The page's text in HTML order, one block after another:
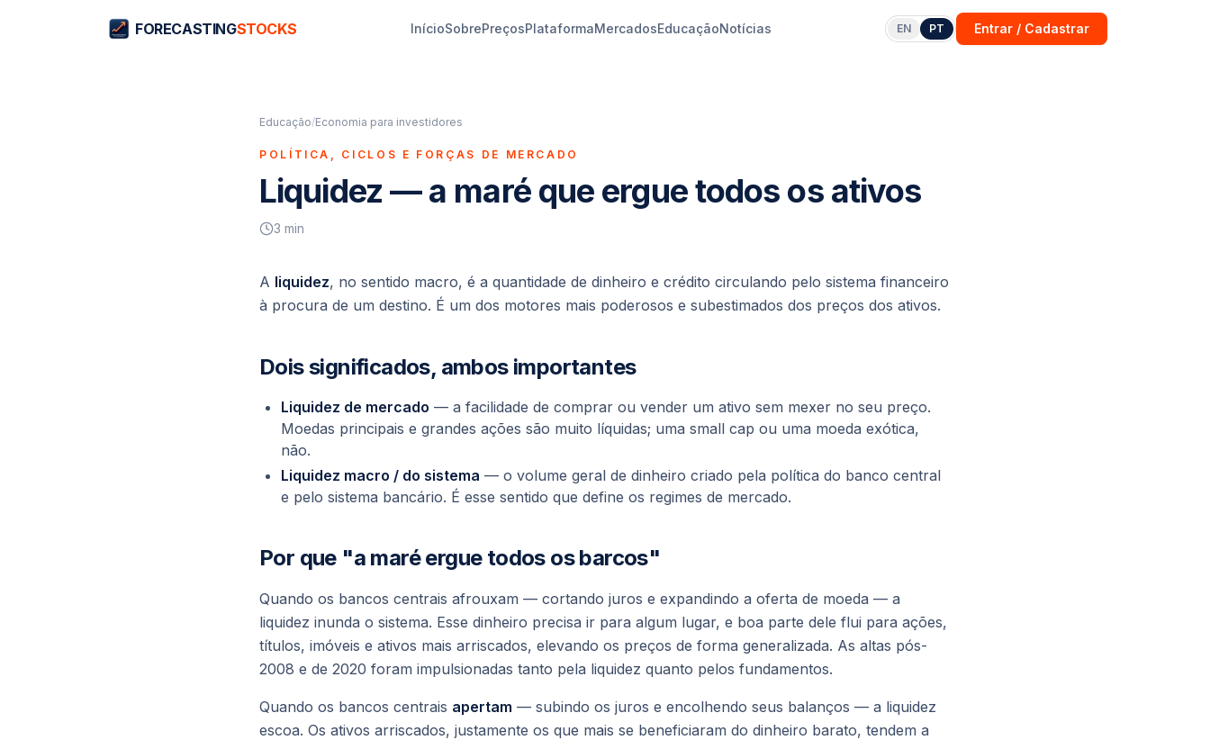
FORECASTINGSTOCKS InícioSobrePreçosPlataformaMercadosEducaçãoNotícias EN PT Entrar / Cadastrar
Educação/Economia para investidores
POLÍTICA, CICLOS E FORÇAS DE MERCADO
Liquidez — a maré que ergue todos os ativos
3 min
A liquidez, no sentido macro, é a quantidade de dinheiro e crédito circulando pelo sistema financeiro
à procura de um destino. É um dos motores mais poderosos e subestimados dos preços dos ativos.
Dois significados, ambos importantes
Liquidez de mercado — a facilidade de comprar ou vender um ativo sem mexer no seu preço.
Moedas principais e grandes ações são muito líquidas; uma small cap ou uma moeda exótica,
não.
Liquidez macro / do sistema — o volume geral de dinheiro criado pela política do banco central
e pelo sistema bancário. É esse sentido que define os regimes de mercado.
Por que "a maré ergue todos os barcos"
Quando os bancos centrais afrouxam — cortando juros e expandindo a oferta de moeda — a
liquidez inunda o sistema. Esse dinheiro precisa ir para algum lugar, e boa parte dele flui para ações,
títulos, imóveis e ativos mais arriscados, elevando os preços de forma generalizada. As altas pós-
2008 e de 2020 foram impulsionadas tanto pela liquidez quanto pelos fundamentos.
Quando os bancos centrais apertam — subindo os juros e encolhendo seus balanços — a liquidez
escoa. Os ativos arriscados, justamente os que mais se beneficiaram do dinheiro barato, tendem a